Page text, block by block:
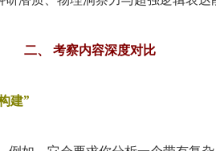
二、 考察内容深度对比
建”